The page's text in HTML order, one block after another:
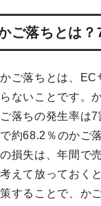
ご落ちとは？
かご落ちとは、EC
らないことです。
ご落ちの発生率は
で約68.2％のかご
の損失は、年間で
考えて放っておく
策することで、か